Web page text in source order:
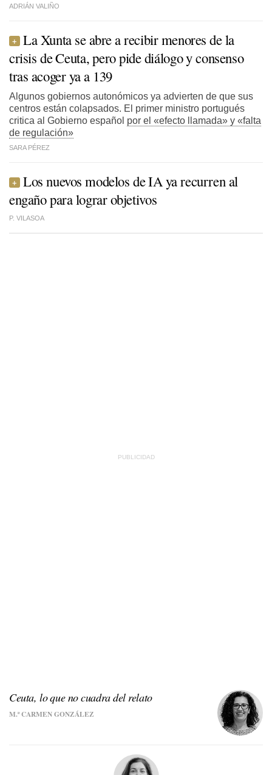
ADRIÁN VALIÑO
La Xunta se abre a recibir menores de la
crisis de Ceuta, pero pide diálogo y consenso
tras acoger ya a 139
Algunos gobiernos autonómicos ya advierten de que sus
centros están colapsados. El primer ministro portugués
critica al Gobierno español por el «efecto llamada» y «falta
de regulación»
SARA PÉREZ
Los nuevos modelos de IA ya recurren al
engaño para lograr objetivos
P. VILASOA
Ceuta, lo que no cuadra del relato
M.ª CARMEN GONZÁLEZ